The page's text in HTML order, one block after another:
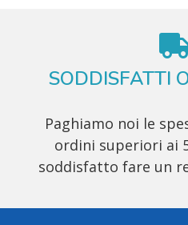
SODDISFATTI
Paghiamo noi le
ordini superiori ai
soddisfatto fare un